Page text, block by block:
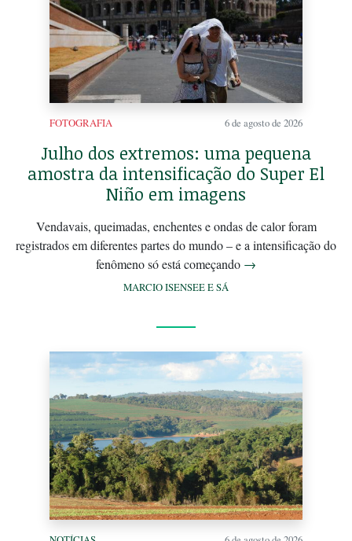
FOTOGRAFIA 6 de agosto de 2026
Julho dos extremos: uma pequena
amostra da intensificação do Super El
Niño em imagens
Vendavais, queimadas, enchentes e ondas de calor foram
registrados em diferentes partes do mundo – e a intensificação do
fenômeno só está começando →
MARCIO ISENSEE E SÁ